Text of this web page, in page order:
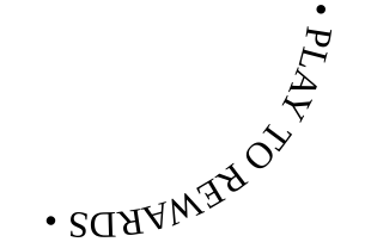
• PLAY TO REWARDS •